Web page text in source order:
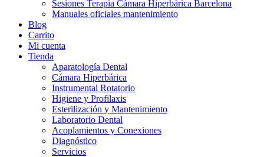
Sesiones Terapia Cámara Hiperbárica Barcelona
Manuales oficiales mantenimiento
Blog
Carrito
Mi cuenta
Tienda
Aparatología Dental
Cámara Hiperbárica
Instrumental Rotatorio
Higiene y Profilaxis
Esterilización y Mantenimiento
Laboratorio Dental
Acoplamientos y Conexiones
Diagnóstico
Servicios